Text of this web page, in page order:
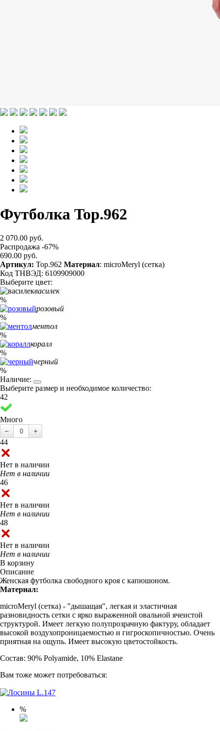
Футболка Top.962
2 070.00 руб.
Распродажа -67%
690.00 руб.
Артикул: Top.962 Материал: microMeryl (сетка)
Код ТНВЭД: 6109909000
Выберите цвет:
василек
%
розовый
%
ментол
%
коралл
%
черный
%
Наличие:
Выберите размер и необходимое количество:
42
Много
44
Нет в наличии
Нет в наличии
46
Нет в наличии
Нет в наличии
48
Нет в наличии
Нет в наличии
В корзину
Описание
Женская футболка свободного кроя с капюшоном.
Материал:
microMeryl (сетка) - "дышащая", легкая и эластичная
разновидность сетки с ярко выраженной овальной ячеистой
структурой. Имеет легкую полупрозрачную фактуру, обладает
высокой воздухопроницаемостью и гигроскопичностью. Очень
приятная на ощупь. Имеет высокую цветостойкость.
Состав: 90% Polyamide, 10% Elastane
Вам тоже может потребоваться:
%